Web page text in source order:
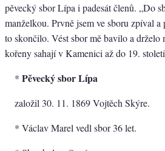
pěvecký sbor Lípa i padesát členů. „Do
manželkou. Prvně jsem ve sboru zpíval
to skončilo. Vést sbor mě bavilo a
kořeny sahají v Kamenici až do 19.
* Pěvecký sbor Lípa
založil 30. 11. 1869 Vojtěch Skýre.
* Václav Marel vedl sbor 36 let.